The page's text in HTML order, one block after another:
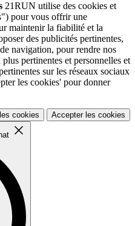
21RUN utilise des cookies et
pour vous offrir une
maintenir la fiabilité et la
des publicités pertinentes,
navigation, pour rendre nos
pertinentes et personnelles et
sur les réseaux sociaux
les cookies' pour donner
cookies Accepter les cookies